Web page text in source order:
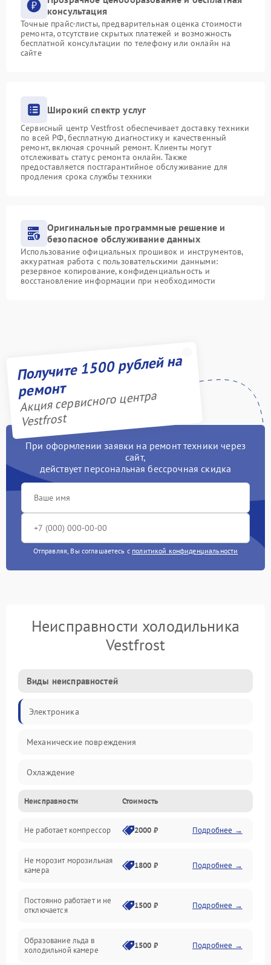
консультация
Точные прайс-листы, предварительная оценка стоимости
ремонта, отсутствие скрытых платежей и возможность
бесплатной консультации по телефону или онлайн на
сайте
Широкий спектр услуг
Сервисный центр Vestfrost обеспечивает доставку техники
по всей РФ, бесплатную диагностику и качественный
ремонт, включая срочный ремонт. Клиенты могут
отслеживать статус ремонта онлайн. Также
предоставляется постгарантийное обслуживание для
продления срока службы техники
Оригинальные программные решение и
безопасное обслуживание данных
Использование официальных прошивок и инструментов,
аккуратная работа с пользовательскими данными:
резервное копирование, конфиденциальность и
восстановление информации при необходимости
Получите 1500 рублей на
ремонт
Акция сервисного центра
Vestfrost
При оформлении заявки на ремонт техники через
сайт,
действует персональная бессрочная скидка
Отправляя, Вы соглашаетесь с политикой конфиденциальности
Неисправности холодильника
Vestfrost
Виды неисправностей
Электроника
Механические повреждения
Охлаждение
Механика
Электропитание
Дренаж
Неисправности Стоимость
Не работает компрессор 2000 ₽ Подробнее →
Не морозит морозильная
камера
1800 ₽ Подробнее →
Постоянно работает и не
отключается
1500 ₽ Подробнее →
Образование льда в
холодильной камере
1500 ₽ Подробнее →